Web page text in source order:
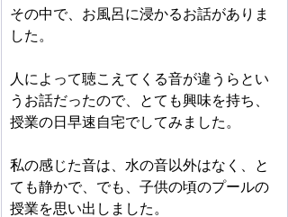
その中で、お風呂に浸かるお話がありま
した。
人によって聴こえてくる音が違うらとい
うお話だったので、とても興味を持ち、
授業の日早速自宅でしてみました。
私の感じた音は、水の音以外はなく、と
ても静かで、でも、子供の頃のプールの
授業を思い出しました。